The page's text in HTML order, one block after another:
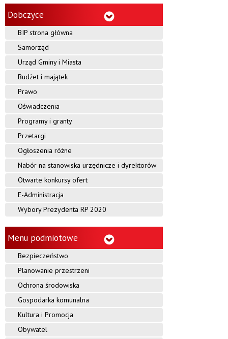
n
y
e
Dobczyce
BIP strona główna
Samorząd
Urząd Gminy i Miasta
Budżet i majątek
Prawo
Oświadczenia
Programy i granty
Przetargi
Ogłoszenia różne
Nabór na stanowiska urzędnicze i dyrektorów
Otwarte konkursy ofert
E-Administracja
Wybory Prezydenta RP 2020
Menu podmiotowe
Bezpieczeństwo
Planowanie przestrzeni
Ochrona środowiska
Gospodarka komunalna
Kultura i Promocja
Obywatel